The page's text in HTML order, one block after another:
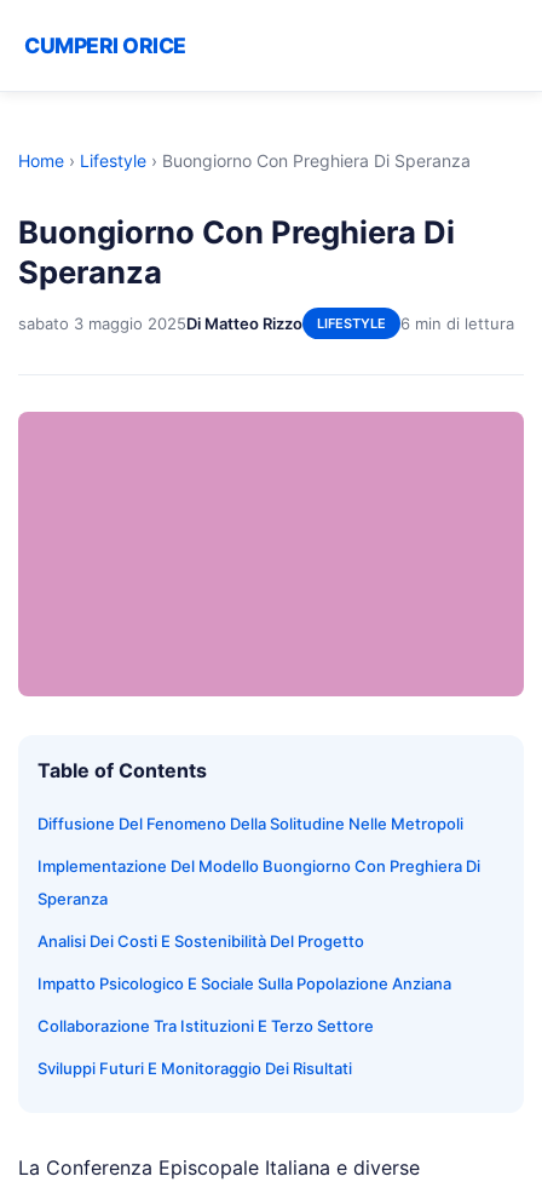
CUMPERI ORICE
Home › Lifestyle › Buongiorno Con Preghiera Di Speranza
Buongiorno Con Preghiera Di
Speranza
sabato 3 maggio 2025Di Matteo Rizzo LIFESTYLE 6 min di lettura
Table of Contents
Diffusione Del Fenomeno Della Solitudine Nelle Metropoli
Implementazione Del Modello Buongiorno Con Preghiera Di
Speranza
Analisi Dei Costi E Sostenibilità Del Progetto
Impatto Psicologico E Sociale Sulla Popolazione Anziana
Collaborazione Tra Istituzioni E Terzo Settore
Sviluppi Futuri E Monitoraggio Dei Risultati
La Conferenza Episcopale Italiana e diverse